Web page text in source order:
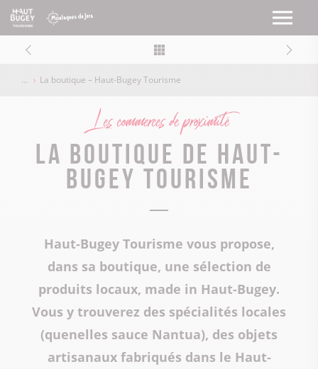
La boutique – Haut-Bugey Tourisme
Les commerces de proximité
La boutique de Haut-
Bugey Tourisme
Haut-Bugey Tourisme vous propose,
dans sa boutique, une sélection de
produits locaux, made in Haut-Bugey.
Vous y trouverez des spécialités locales
(quenelles sauce Nantua), des objets
artisanaux fabriqués dans le Haut-